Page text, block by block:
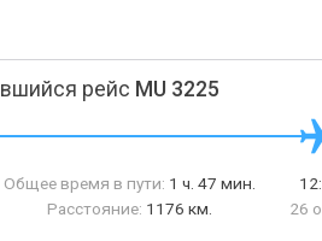
рейс MU 3225
Общее время в пути: 1 ч. 47 мин.
Расстояние: 1176 км.
26